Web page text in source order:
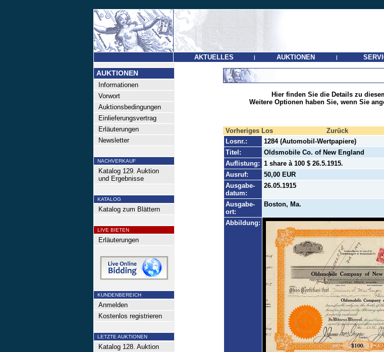
AKTUELLES | AUKTIONEN |
AUKTIONEN
Informationen
Vorwort
Auktionsbedingungen
Einlieferungsvertrag
Erläuterungen
Newsletter
NACHVERKAUF
Katalog 129. Auktion
und Ergebnisse
KATALOG
Katalog zum Blättern
LIVE BIETEN
Erläuterungen
KUNDENBEREICH
Anmelden
Kostenlos registrieren
LETZTE AUKTIONEN
Katalog 128. Auktion
Hier finden Sie die Details zu
Weitere Optionen haben Sie, wenn Sie
Vorheriges Los Zurück
Losnr.:
1284 (Automobil-Wertpapiere)
Titel:
Oldsmobile Co. of New England
Auflistung: 1 share à 100 $ 26.5.1915.
Ausruf:
50,00 EUR
Ausgabe-
datum:
26.05.1915
Ausgabe-
ort:
Boston, Ma.
Abbildung: